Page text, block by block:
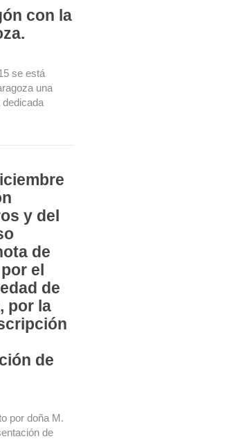
con la
se está
una
y del
de
el
de
por la
de
por doña M.
de